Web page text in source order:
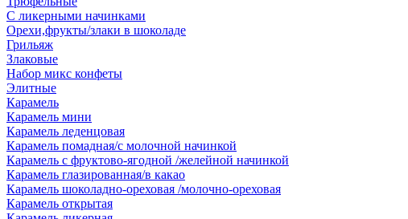
С ликерными начинками
Орехи,фрукты/злаки в шоколаде
Грильяж
Злаковые
Набор микс конфеты
Элитные
Карамель
Карамель мини
Карамель леденцовая
Карамель помадная/с молочной начинкой
Карамель с фруктово-ягодной /желейной начинкой
Карамель глазированная/в какао
Карамель шоколадно-ореховая /молочно-ореховая
Карамель открытая